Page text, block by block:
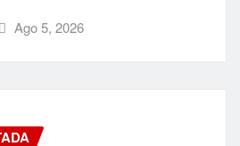
Ago 5, 2026